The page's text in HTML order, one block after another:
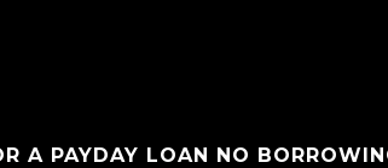
A PAYDAY LOAN NO